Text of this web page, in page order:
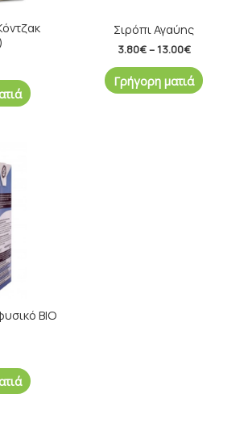
Σιρόπι Αγαύης
3.80€– 13.00€
Γρήγορη ματιά
ΒΙΟ